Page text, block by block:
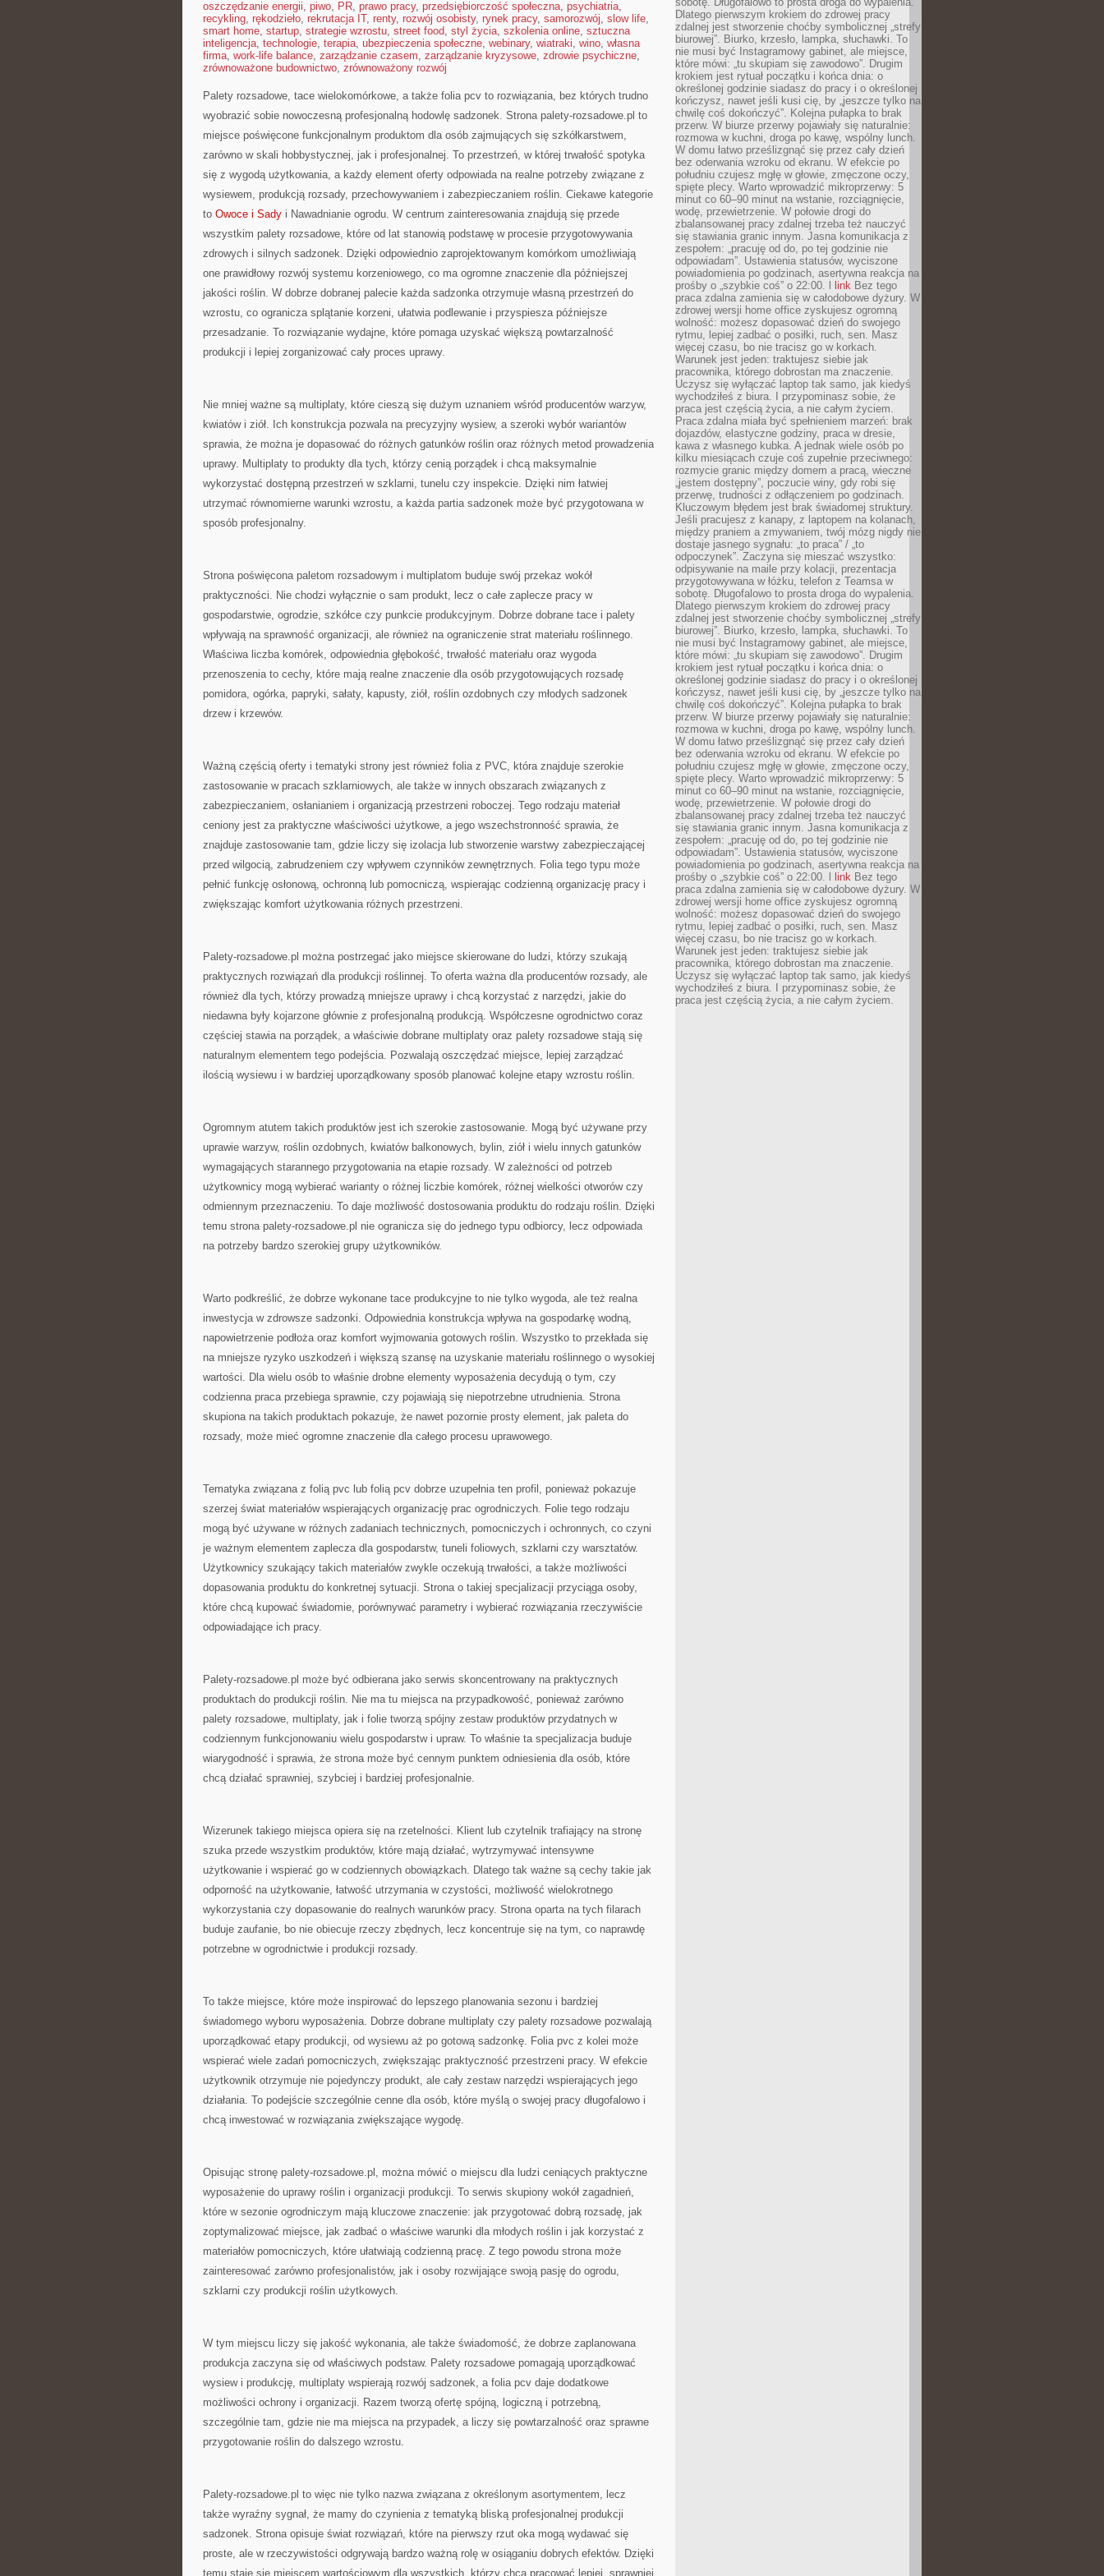
oszczędzanie energii, piwo, PR, prawo pracy, przedsiębiorczość społeczna, psychiatria,
recykling, rękodzieło, rekrutacja IT, renty, rozwój osobisty, rynek pracy, samorozwój, slow life,
smart home, startup, strategie wzrostu, street food, styl życia, szkolenia online, sztuczna
inteligencja, technologie, terapia, ubezpieczenia społeczne, webinary, wiatraki, wino, własna
firma, work-life balance, zarządzanie czasem, zarządzanie kryzysowe, zdrowie psychiczne,
zrównoważone budownictwo, zrównoważony rozwój
Palety rozsadowe, tace wielokomórkowe, a także folia pcv to rozwiązania, bez których trudno
wyobrazić sobie nowoczesną profesjonalną hodowlę sadzonek. Strona palety-rozsadowe.pl to
miejsce poświęcone funkcjonalnym produktom dla osób zajmujących się szkółkarstwem,
zarówno w skali hobbystycznej, jak i profesjonalnej. To przestrzeń, w której trwałość spotyka
się z wygodą użytkowania, a każdy element oferty odpowiada na realne potrzeby związane z
wysiewem, produkcją rozsady, przechowywaniem i zabezpieczaniem roślin. Ciekawe kategorie
to Owoce i Sady i Nawadnianie ogrodu. W centrum zainteresowania znajdują się przede
wszystkim palety rozsadowe, które od lat stanowią podstawę w procesie przygotowywania
zdrowych i silnych sadzonek. Dzięki odpowiednio zaprojektowanym komórkom umożliwiają
one prawidłowy rozwój systemu korzeniowego, co ma ogromne znaczenie dla późniejszej
jakości roślin. W dobrze dobranej palecie każda sadzonka otrzymuje własną przestrzeń do
wzrostu, co ogranicza splątanie korzeni, ułatwia podlewanie i przyspiesza późniejsze
przesadzanie. To rozwiązanie wydajne, które pomaga uzyskać większą powtarzalność
produkcji i lepiej zorganizować cały proces uprawy.
Nie mniej ważne są multiplaty, które cieszą się dużym uznaniem wśród producentów warzyw,
kwiatów i ziół. Ich konstrukcja pozwala na precyzyjny wysiew, a szeroki wybór wariantów
sprawia, że można je dopasować do różnych gatunków roślin oraz różnych metod prowadzenia
uprawy. Multiplaty to produkty dla tych, którzy cenią porządek i chcą maksymalnie
wykorzystać dostępną przestrzeń w szklarni, tunelu czy inspekcie. Dzięki nim łatwiej
utrzymać równomierne warunki wzrostu, a każda partia sadzonek może być przygotowana w
sposób profesjonalny.
Strona poświęcona paletom rozsadowym i multiplatom buduje swój przekaz wokół
praktyczności. Nie chodzi wyłącznie o sam produkt, lecz o całe zaplecze pracy w
gospodarstwie, ogrodzie, szkółce czy punkcie produkcyjnym. Dobrze dobrane tace i palety
wpływają na sprawność organizacji, ale również na ograniczenie strat materiału roślinnego.
Właściwa liczba komórek, odpowiednia głębokość, trwałość materiału oraz wygoda
przenoszenia to cechy, które mają realne znaczenie dla osób przygotowujących rozsadę
pomidora, ogórka, papryki, sałaty, kapusty, ziół, roślin ozdobnych czy młodych sadzonek
drzew i krzewów.
Ważną częścią oferty i tematyki strony jest również folia z PVC, która znajduje szerokie
zastosowanie w pracach szklarniowych, ale także w innych obszarach związanych z
zabezpieczaniem, osłanianiem i organizacją przestrzeni roboczej. Tego rodzaju materiał
ceniony jest za praktyczne właściwości użytkowe, a jego wszechstronność sprawia, że
znajduje zastosowanie tam, gdzie liczy się izolacja lub stworzenie warstwy zabezpieczającej
przed wilgocią, zabrudzeniem czy wpływem czynników zewnętrznych. Folia tego typu może
pełnić funkcję osłonową, ochronną lub pomocniczą, wspierając codzienną organizację pracy i
zwiększając komfort użytkowania różnych przestrzeni.
Palety-rozsadowe.pl można postrzegać jako miejsce skierowane do ludzi, którzy szukają
praktycznych rozwiązań dla produkcji roślinnej. To oferta ważna dla producentów rozsady, ale
również dla tych, którzy prowadzą mniejsze uprawy i chcą korzystać z narzędzi, jakie do
niedawna były kojarzone głównie z profesjonalną produkcją. Współczesne ogrodnictwo coraz
częściej stawia na porządek, a właściwie dobrane multiplaty oraz palety rozsadowe stają się
naturalnym elementem tego podejścia. Pozwalają oszczędzać miejsce, lepiej zarządzać
ilością wysiewu i w bardziej uporządkowany sposób planować kolejne etapy wzrostu roślin.
Ogromnym atutem takich produktów jest ich szerokie zastosowanie. Mogą być używane przy
uprawie warzyw, roślin ozdobnych, kwiatów balkonowych, bylin, ziół i wielu innych gatunków
wymagających starannego przygotowania na etapie rozsady. W zależności od potrzeb
użytkownicy mogą wybierać warianty o różnej liczbie komórek, różnej wielkości otworów czy
odmiennym przeznaczeniu. To daje możliwość dostosowania produktu do rodzaju roślin. Dzięki
temu strona palety-rozsadowe.pl nie ogranicza się do jednego typu odbiorcy, lecz odpowiada
na potrzeby bardzo szerokiej grupy użytkowników.
Warto podkreślić, że dobrze wykonane tace produkcyjne to nie tylko wygoda, ale też realna
inwestycja w zdrowsze sadzonki. Odpowiednia konstrukcja wpływa na gospodarkę wodną,
napowietrzenie podłoża oraz komfort wyjmowania gotowych roślin. Wszystko to przekłada się
na mniejsze ryzyko uszkodzeń i większą szansę na uzyskanie materiału roślinnego o wysokiej
wartości. Dla wielu osób to właśnie drobne elementy wyposażenia decydują o tym, czy
codzienna praca przebiega sprawnie, czy pojawiają się niepotrzebne utrudnienia. Strona
skupiona na takich produktach pokazuje, że nawet pozornie prosty element, jak paleta do
rozsady, może mieć ogromne znaczenie dla całego procesu uprawowego.
Tematyka związana z folią pvc lub folią pcv dobrze uzupełnia ten profil, ponieważ pokazuje
szerzej świat materiałów wspierających organizację prac ogrodniczych. Folie tego rodzaju
mogą być używane w różnych zadaniach technicznych, pomocniczych i ochronnych, co czyni
je ważnym elementem zaplecza dla gospodarstw, tuneli foliowych, szklarni czy warsztatów.
Użytkownicy szukający takich materiałów zwykle oczekują trwałości, a także możliwości
dopasowania produktu do konkretnej sytuacji. Strona o takiej specjalizacji przyciąga osoby,
które chcą kupować świadomie, porównywać parametry i wybierać rozwiązania rzeczywiście
odpowiadające ich pracy.
Palety-rozsadowe.pl może być odbierana jako serwis skoncentrowany na praktycznych
produktach do produkcji roślin. Nie ma tu miejsca na przypadkowość, ponieważ zarówno
palety rozsadowe, multiplaty, jak i folie tworzą spójny zestaw produktów przydatnych w
codziennym funkcjonowaniu wielu gospodarstw i upraw. To właśnie ta specjalizacja buduje
wiarygodność i sprawia, że strona może być cennym punktem odniesienia dla osób, które
chcą działać sprawniej, szybciej i bardziej profesjonalnie.
Wizerunek takiego miejsca opiera się na rzetelności. Klient lub czytelnik trafiający na stronę
szuka przede wszystkim produktów, które mają działać, wytrzymywać intensywne
użytkowanie i wspierać go w codziennych obowiązkach. Dlatego tak ważne są cechy takie jak
odporność na użytkowanie, łatwość utrzymania w czystości, możliwość wielokrotnego
wykorzystania czy dopasowanie do realnych warunków pracy. Strona oparta na tych filarach
buduje zaufanie, bo nie obiecuje rzeczy zbędnych, lecz koncentruje się na tym, co naprawdę
potrzebne w ogrodnictwie i produkcji rozsady.
To także miejsce, które może inspirować do lepszego planowania sezonu i bardziej
świadomego wyboru wyposażenia. Dobrze dobrane multiplaty czy palety rozsadowe pozwalają
uporządkować etapy produkcji, od wysiewu aż po gotową sadzonkę. Folia pvc z kolei może
wspierać wiele zadań pomocniczych, zwiększając praktyczność przestrzeni pracy. W efekcie
użytkownik otrzymuje nie pojedynczy produkt, ale cały zestaw narzędzi wspierających jego
działania. To podejście szczególnie cenne dla osób, które myślą o swojej pracy długofalowo i
chcą inwestować w rozwiązania zwiększające wygodę.
Opisując stronę palety-rozsadowe.pl, można mówić o miejscu dla ludzi ceniących praktyczne
wyposażenie do uprawy roślin i organizacji produkcji. To serwis skupiony wokół zagadnień,
które w sezonie ogrodniczym mają kluczowe znaczenie: jak przygotować dobrą rozsadę, jak
zoptymalizować miejsce, jak zadbać o właściwe warunki dla młodych roślin i jak korzystać z
materiałów pomocniczych, które ułatwiają codzienną pracę. Z tego powodu strona może
zainteresować zarówno profesjonalistów, jak i osoby rozwijające swoją pasję do ogrodu,
szklarni czy produkcji roślin użytkowych.
W tym miejscu liczy się jakość wykonania, ale także świadomość, że dobrze zaplanowana
produkcja zaczyna się od właściwych podstaw. Palety rozsadowe pomagają uporządkować
wysiew i produkcję, multiplaty wspierają rozwój sadzonek, a folia pcv daje dodatkowe
możliwości ochrony i organizacji. Razem tworzą ofertę spójną, logiczną i potrzebną,
szczególnie tam, gdzie nie ma miejsca na przypadek, a liczy się powtarzalność oraz sprawne
przygotowanie roślin do dalszego wzrostu.
Palety-rozsadowe.pl to więc nie tylko nazwa związana z określonym asortymentem, lecz
także wyraźny sygnał, że mamy do czynienia z tematyką bliską profesjonalnej produkcji
sadzonek. Strona opisuje świat rozwiązań, które na pierwszy rzut oka mogą wydawać się
proste, ale w rzeczywistości odgrywają bardzo ważną rolę w osiąganiu dobrych efektów. Dzięki
temu staje się miejscem wartościowym dla wszystkich, którzy chcą pracować lepiej, sprawniej
Dlatego pierwszym krokiem do zdrowej pracy
zdalnej jest stworzenie choćby symbolicznej „strefy
biurowej”. Biurko, krzesło, lampka, słuchawki. To
nie musi być Instagramowy gabinet, ale miejsce,
które mówi: „tu skupiam się zawodowo”. Drugim
krokiem jest rytuał początku i końca dnia: o
określonej godzinie siadasz do pracy i o określonej
kończysz, nawet jeśli kusi cię, by „jeszcze tylko na
chwilę coś dokończyć”. Kolejna pułapka to brak
przerw. W biurze przerwy pojawiały się naturalnie:
rozmowa w kuchni, droga po kawę, wspólny lunch.
W domu łatwo prześlizgnąć się przez cały dzień
bez oderwania wzroku od ekranu. W efekcie po
południu czujesz mgłę w głowie, zmęczone oczy,
spięte plecy. Warto wprowadzić mikroprzerwy: 5
minut co 60–90 minut na wstanie, rozciągnięcie,
wodę, przewietrzenie. W połowie drogi do
zbalansowanej pracy zdalnej trzeba też nauczyć
się stawiania granic innym. Jasna komunikacja z
zespołem: „pracuję od do, po tej godzinie nie
odpowiadam”. Ustawienia statusów, wyciszone
powiadomienia po godzinach, asertywna reakcja na
prośby o „szybkie coś” o 22:00. l
link Bez tego
praca zdalna zamienia się w całodobowe dyżury. W
zdrowej wersji home office zyskujesz ogromną
wolność: możesz dopasować dzień do swojego
rytmu, lepiej zadbać o posiłki, ruch, sen. Masz
więcej czasu, bo nie tracisz go w korkach.
Warunek jest jeden: traktujesz siebie jak
pracownika, którego dobrostan ma znaczenie.
Uczysz się wyłączać laptop tak samo, jak kiedyś
wychodziłeś z biura. I przypominasz sobie, że
praca jest częścią życia, a nie całym życiem.
Praca zdalna miała być spełnieniem marzeń: brak
dojazdów, elastyczne godziny, praca w dresie,
kawa z własnego kubka. A jednak wiele osób po
kilku miesiącach czuje coś zupełnie przeciwnego:
rozmycie granic między domem a pracą, wieczne
„jestem dostępny”, poczucie winy, gdy robi się
przerwę, trudności z odłączeniem po godzinach.
Kluczowym błędem jest brak świadomej struktury.
Jeśli pracujesz z kanapy, z laptopem na kolanach,
między praniem a zmywaniem, twój mózg nigdy nie
dostaje jasnego sygnału: „to praca” / „to
odpoczynek”. Zaczyna się mieszać wszystko:
odpisywanie na maile przy kolacji, prezentacja
przygotowywana w łóżku, telefon z Teamsa w
sobotę. Długofalowo to prosta droga do wypalenia.
Dlatego pierwszym krokiem do zdrowej pracy
zdalnej jest stworzenie choćby symbolicznej „strefy
biurowej”. Biurko, krzesło, lampka, słuchawki. To
nie musi być Instagramowy gabinet, ale miejsce,
które mówi: „tu skupiam się zawodowo”. Drugim
krokiem jest rytuał początku i końca dnia: o
określonej godzinie siadasz do pracy i o określonej
kończysz, nawet jeśli kusi cię, by „jeszcze tylko na
chwilę coś dokończyć”. Kolejna pułapka to brak
przerw. W biurze przerwy pojawiały się naturalnie:
rozmowa w kuchni, droga po kawę, wspólny lunch.
W domu łatwo prześlizgnąć się przez cały dzień
bez oderwania wzroku od ekranu. W efekcie po
południu czujesz mgłę w głowie, zmęczone oczy,
spięte plecy. Warto wprowadzić mikroprzerwy: 5
minut co 60–90 minut na wstanie, rozciągnięcie,
wodę, przewietrzenie. W połowie drogi do
zbalansowanej pracy zdalnej trzeba też nauczyć
się stawiania granic innym. Jasna komunikacja z
zespołem: „pracuję od do, po tej godzinie nie
odpowiadam”. Ustawienia statusów, wyciszone
powiadomienia po godzinach, asertywna reakcja na
prośby o „szybkie coś” o 22:00. l
link Bez tego
praca zdalna zamienia się w całodobowe dyżury. W
zdrowej wersji home office zyskujesz ogromną
wolność: możesz dopasować dzień do swojego
rytmu, lepiej zadbać o posiłki, ruch, sen. Masz
więcej czasu, bo nie tracisz go w korkach.
Warunek jest jeden: traktujesz siebie jak
pracownika, którego dobrostan ma znaczenie.
Uczysz się wyłączać laptop tak samo, jak kiedyś
wychodziłeś z biura. I przypominasz sobie, że
praca jest częścią życia, a nie całym życiem.